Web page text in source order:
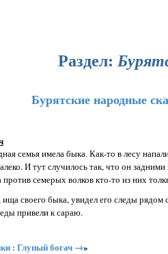
Раздел:
Бурятские народные
семья имела быка. Как-то в лесу
И тут случилось так, что он
семерых волков кто-то из них
своего быка, увидел его следы
привели к сараю.
: Глупый богач →»